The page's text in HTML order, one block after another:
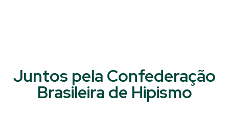
Juntos pela Confederação
Brasileira de Hipismo